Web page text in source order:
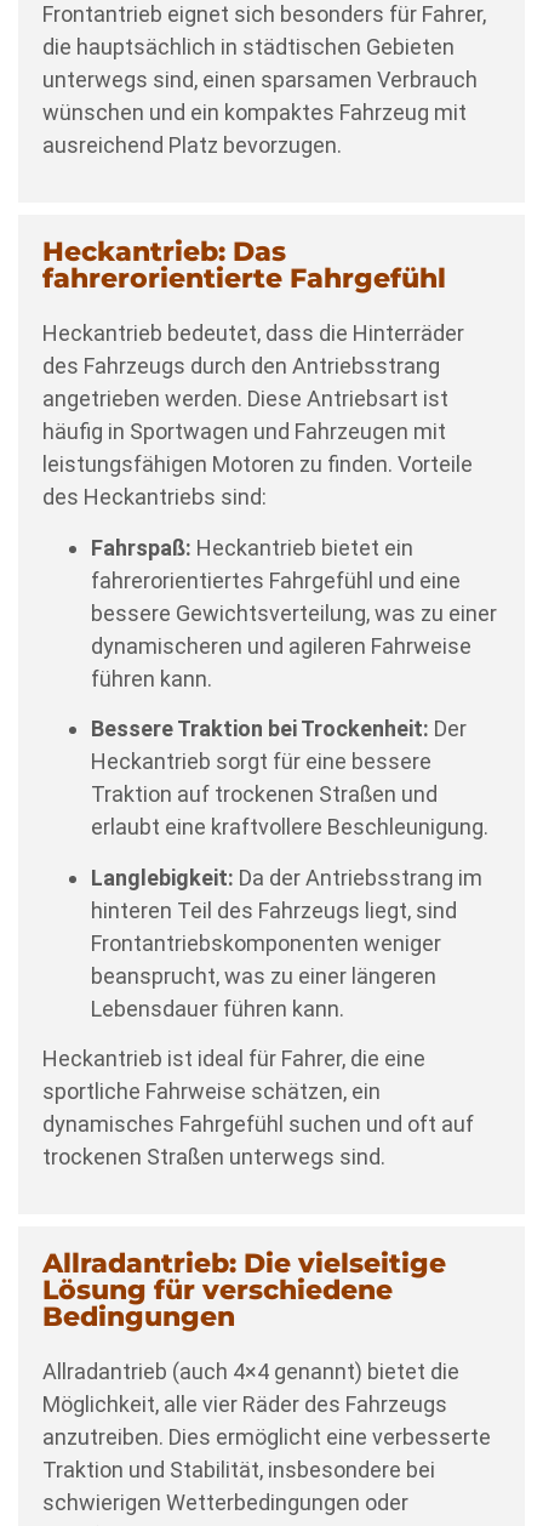
Frontantrieb eignet sich besonders für Fahrer,
die hauptsächlich in städtischen Gebieten
unterwegs sind, einen sparsamen Verbrauch
wünschen und ein kompaktes Fahrzeug mit
ausreichend Platz bevorzugen.
Heckantrieb: Das
fahrerorientierte Fahrgefühl
Heckantrieb bedeutet, dass die Hinterräder
des Fahrzeugs durch den Antriebsstrang
angetrieben werden. Diese Antriebsart ist
häufig in Sportwagen und Fahrzeugen mit
leistungsfähigen Motoren zu finden. Vorteile
des Heckantriebs sind:
Fahrspaß: Heckantrieb bietet ein
fahrerorientiertes Fahrgefühl und eine
bessere Gewichtsverteilung, was zu einer
dynamischeren und agileren Fahrweise
führen kann.
Bessere Traktion bei Trockenheit: Der
Heckantrieb sorgt für eine bessere
Traktion auf trockenen Straßen und
erlaubt eine kraftvollere Beschleunigung.
Langlebigkeit: Da der Antriebsstrang im
hinteren Teil des Fahrzeugs liegt, sind
Frontantriebskomponenten weniger
beansprucht, was zu einer längeren
Lebensdauer führen kann.
Heckantrieb ist ideal für Fahrer, die eine
sportliche Fahrweise schätzen, ein
dynamisches Fahrgefühl suchen und oft auf
trockenen Straßen unterwegs sind.
Allradantrieb: Die vielseitige
Lösung für verschiedene
Bedingungen
Allradantrieb (auch 4×4 genannt) bietet die
Möglichkeit, alle vier Räder des Fahrzeugs
anzutreiben. Dies ermöglicht eine verbesserte
Traktion und Stabilität, insbesondere bei
schwierigen Wetterbedingungen oder